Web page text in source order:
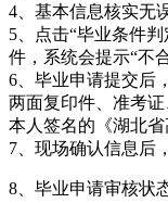
4、基本信息核实无
5、点击“毕业条件
件，系统会提示“不
6、毕业申请提交后
两面复印件、准考
本人签名的《湖北
7、现场确认信息后
8、毕业申请审核状